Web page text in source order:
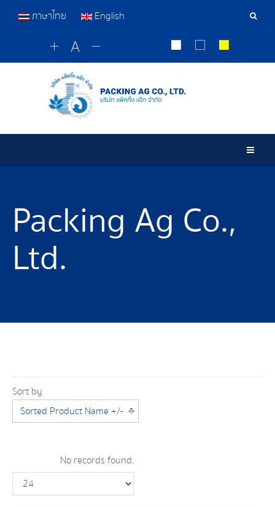
ภาษาไทย English
Packing Ag Co.,
Ltd.
Sort by
Sorted Product Name +/-
No records found.